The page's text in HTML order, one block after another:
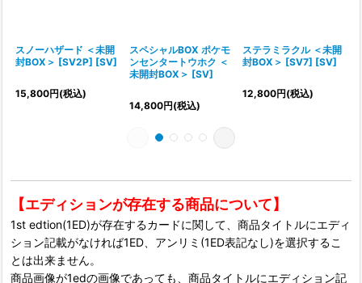
スノーハザード ＜未開
封BOX＞ [SV2P] [SV]
15,800円(税込)
スペシャルBOX ポケモ
ンセンタートウホク ＜
未開封BOX＞ [SV]
14,800円(税込)
ステラミラクル ＜未開
封BOX＞ [SV7] [SV]
12,800円(税込)
【エディションが存在する商品について】
1st edtion(1ED)が存在するカードに関して、商品タイトルにエディ
ション記載がなければ1ED、アンリミ(1ED表記なし)を選択するこ
とは出来ません。
商品画像が1edの画像であっても、商品タイトルにエディション記